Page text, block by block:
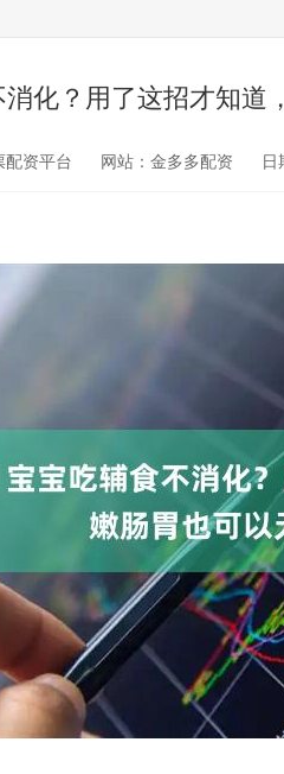
化？用了这招才知道
资平台 网站：金多多配资